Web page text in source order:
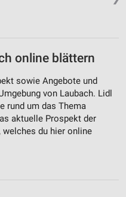
online blättern
sowie Angebote und
von Laubach. Lidl
rund um das Thema
aktuelle Prospekt der
du hier online